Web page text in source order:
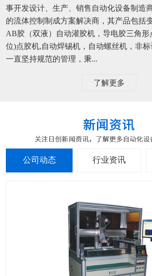
事开发设计、生产、销售自动化设备制造
的流体控制制成方案解决商，其产品包括
AB胶（双液）自动灌胶机，导电胶三角形
位)点胶机,自动焊锡机，自动螺丝机，非标
一直坚持规范的管理，秉...
了解更多
公司动态 行业资讯